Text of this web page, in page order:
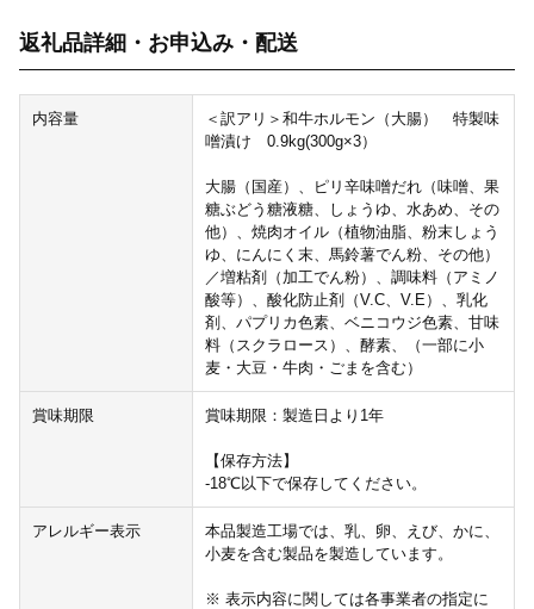
返礼品詳細・お申込み・配送
内容量
＜訳アリ＞和牛ホルモン（大腸） 特製味
噌漬け 0.9kg(300g×3）
大腸（国産）、ピリ辛味噌だれ（味噌、果
糖ぶどう糖液糖、しょうゆ、水あめ、その
他）、焼肉オイル（植物油脂、粉末しょう
ゆ、にんにく末、馬鈴薯でん粉、その他）
／増粘剤（加工でん粉）、調味料（アミノ
酸等）、酸化防止剤（V.C、V.E）、乳化
剤、パプリカ色素、ベニコウジ色素、甘味
料（スクラロース）、酵素、（一部に小
麦・大豆・牛肉・ごまを含む）
賞味期限 賞味期限：製造日より1年
【保存方法】
-18℃以下で保存してください。
アレルギー表示
本品製造工場では、乳、卵、えび、かに、
小麦を含む製品を製造しています。
※ 表示内容に関しては各事業者の指定に